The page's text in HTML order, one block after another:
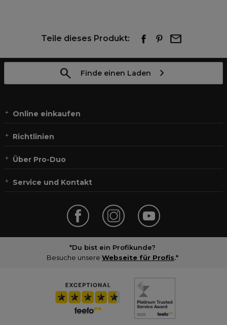
Teile dieses Produkt:
Finde einen Laden
Online einkaufen
Richtlinien
Über Pro-Duo
Service und Kontakt
*Du bist ein Profikunde?
Besuche unsere Webseite für Profis.*